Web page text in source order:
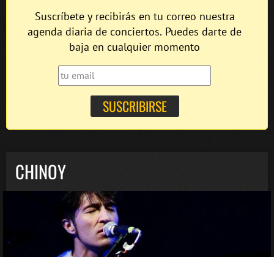
Suscríbete y recibirás en tu correo nuestra
agenda diaria de conciertos. Puedes darte de
baja en cualquier momento
CHINOY